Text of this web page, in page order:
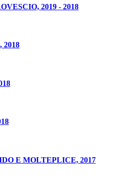
2019 - 2018
2018
E MOLTEPLICE, 2017